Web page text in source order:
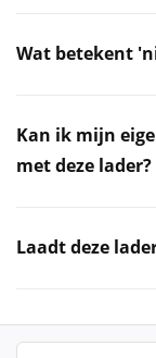
Wat betekent
Kan ik mijn
met deze lader?
Laadt deze